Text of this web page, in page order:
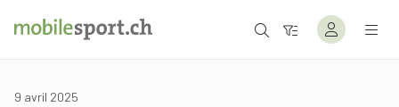
9 avril 2025